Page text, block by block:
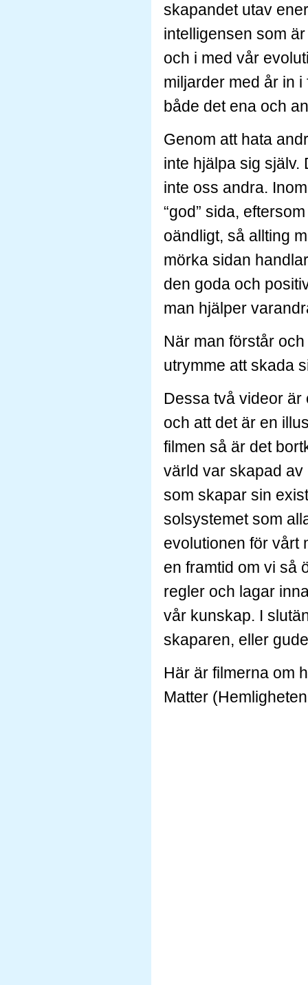
skapandet utav
intelligensen som
och i med vår
miljarder med år in
både det ena och
Genom att hata
inte hjälpa sig
inte oss andra.
“god” sida,
oändligt, så allting
mörka sidan
den goda och
man hjälper
När man förstår
utrymme att skada
Dessa två videor är
och att det är en
filmen så är det
värld var skapad av
som skapar sin
solsystemet som
evolutionen för vårt
en framtid om vi så
regler och lagar
vår kunskap. I
skaparen, eller
Här är filmerna om
Matter